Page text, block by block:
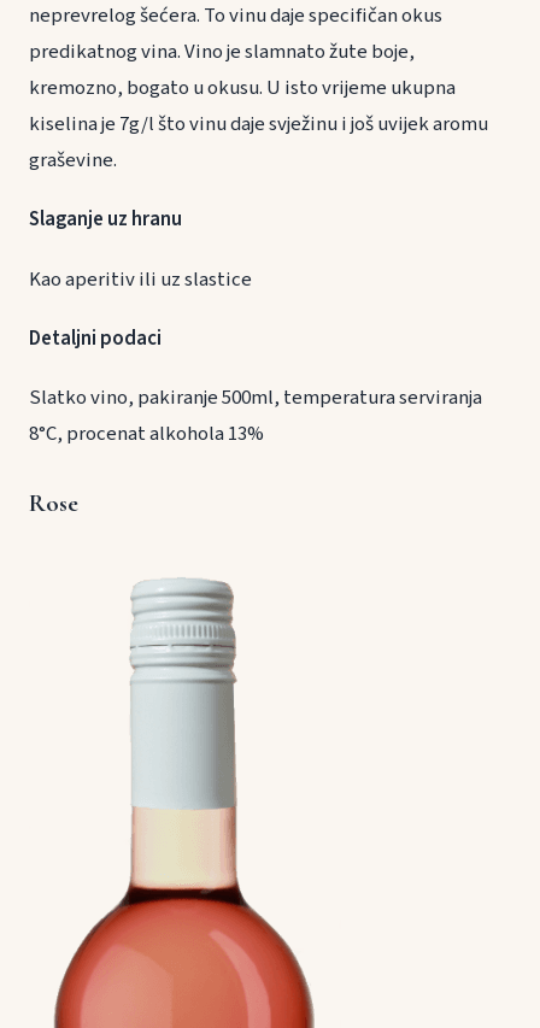
neprevrelog šećera. To vinu daje specifičan okus
predikatnog vina. Vino je slamnato žute boje,
kremozno, bogato u okusu. U isto vrijeme ukupna
kiselina je 7g/l što vinu daje svježinu i još uvijek aromu
graševine.
Slaganje uz hranu
Kao aperitiv ili uz slastice
Detaljni podaci
Slatko vino, pakiranje 500ml, temperatura serviranja
8°C, procenat alkohola 13%
Rose